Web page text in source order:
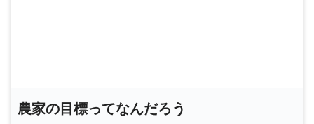
農家の目標ってなんだろう